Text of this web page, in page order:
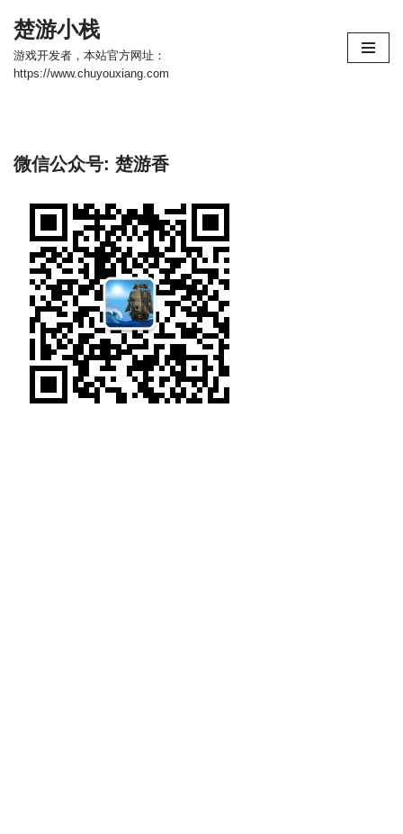
跳
至
楚游小栈
游戏开发者，本站官方网址：
https://www.chuyouxiang.com
微信公众号: 楚游香